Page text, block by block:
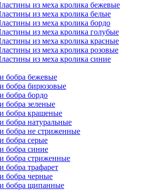
из меха кролика бежевые
из меха кролика белые
из меха кролика бордо
из меха кролика голубые
из меха кролика красные
из меха кролика розовые
из меха кролика синие
бобра бежевые
бобра бирюзовые
бобра бордо
бобра зеленые
бобра крашеные
бобра натуральные
бобра не стриженные
бобра серые
бобра синие
бобра стриженные
бобра трафарет
бобра черные
бобра щипанные